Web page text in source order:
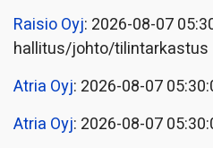
Raisio Oyj: 2026-08-07
hallitus/johto/tilintarkastus
Atria Oyj: 2026-08-07
Atria Oyj: 2026-08-07